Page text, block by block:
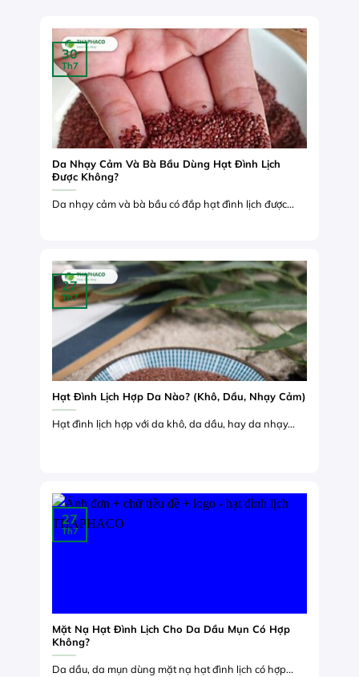
Da Nhạy Cảm Và Bà Bầu Dùng Hạt Đình Lịch
Được Không?
Da nhạy cảm và bà bầu có đắp hạt đình lịch được...
30
Th7
Hạt Đình Lịch Hợp Da Nào? (Khô, Dầu, Nhạy Cảm)
Hạt đình lịch hợp với da khô, da dầu, hay da nhạy...
27
Th7
Mặt Nạ Hạt Đình Lịch Cho Da Dầu Mụn Có Hợp
Không?
Da dầu, da mụn dùng mặt nạ hạt đình lịch có hợp...
27
Th7